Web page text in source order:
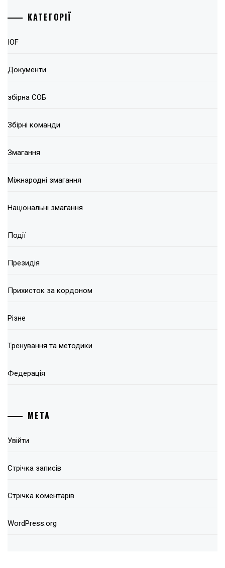
КАТЕГОРІЇ
IOF
Документи
збірна СОБ
Збірні команди
Змагання
Міжнародні змагання
Національні змагання
Події
Президія
Прихисток за кордоном
Різне
Тренування та методики
Федерація
МЕТА
Увійти
Стрічка записів
Стрічка коментарів
WordPress.org